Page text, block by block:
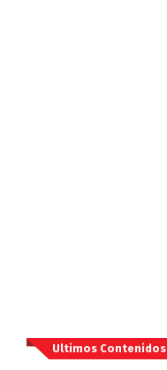
Ultimos Contenidos